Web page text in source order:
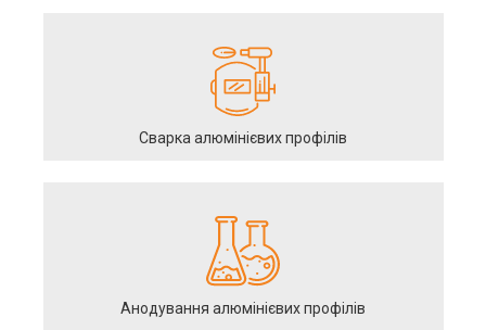
Сварка алюмінієвих профілів
Анодування алюмінієвих профілів